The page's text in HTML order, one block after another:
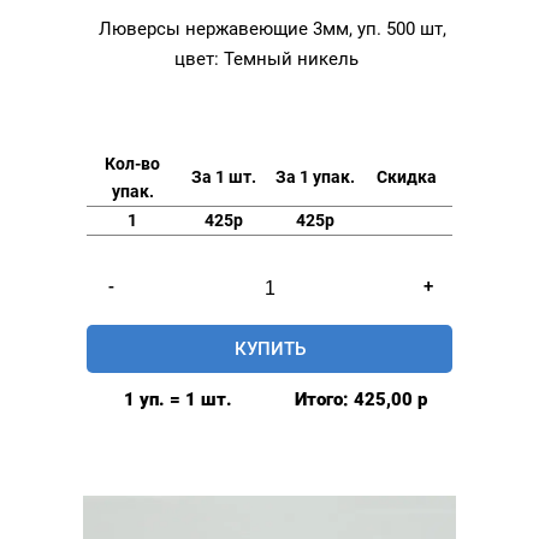
Люверсы нержавеющие 3мм, уп. 500 шт,
цвет: Темный никель
Кол-во
упак.
За 1 шт. За 1 упак. Скидка
1 425р 425р
-
товара
Люверсы
нержавеющие
+
КУПИТЬ
1 уп. = 1 шт. Итого: 425,00 р